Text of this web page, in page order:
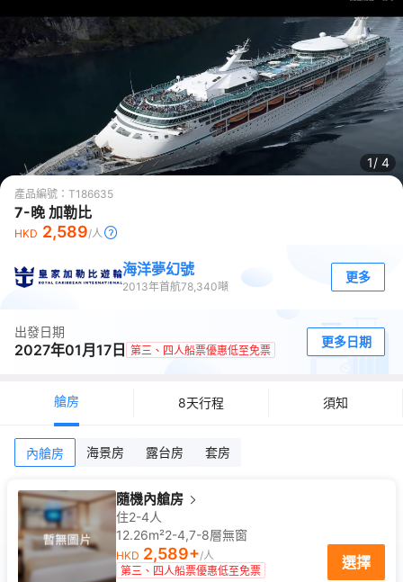
1/ 4
產品編號： T186635
7-晚 加勒比
HKD 2,589/人
海洋夢幻號
2013年首航78,340噸
更多
出發日期
2027年01月17日 第三、四人船票優惠低至免票
更多日期
艙房 8天行程 須知
內艙房 海景房 露台房 套房
隨機內艙房
住2-4人
12.26m²2-4,7-8層無窗
HKD 2,589+/人
第三、四人船票優惠低至免票
選擇